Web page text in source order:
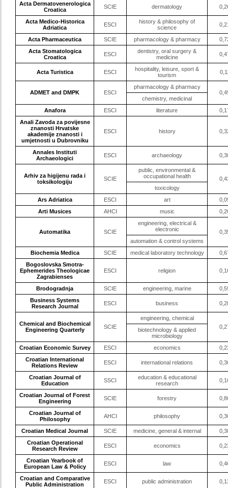
Acta Dermatovenerologica
Croatica
SCIE dermatology
Acta Medico-Historica
Adriatica
ESCI
history & philosophy of
science
Acta Pharmaceutica SCIE pharmacology & pharmacy
Acta Stomatologica
Croatica
ESCI
dentistry, oral surgery &
medicine
Acta Turistica ESCI
hospitality, leisure, sport &
tourism
ADMET and DMPK ESCI
pharmacology & pharmacy
chemistry, medicinal
Anafora
ESCI literature
Anali Zavoda za povijesne
znanosti Hrvatske
akademije znanosti i
umjetnosti u Dubrovniku
ESCI history
Annales Instituti
Archaeologici
ESCI archaeology
Arhiv za higijenu rada i
toksikologiju
SCIE
public, environmental &
occupational health
toxicology
Ars Adriatica
ESCI art
Arti Musices
AHCI music
Automatika SCIE
engineering, electrical &
electronic
automation & control systems
Biochemia Medica
SCIE medical laboratory technology
Bogoslovska Smotra-
Ephemerides Theologicae
Zagrabienses
ESCI religion
Brodogradnja SCIE engineering, marine
Business Systems
Research Journal
ESCI business
Chemical and Biochemical
Engineering Quarterly
SCIE
engineering, chemical
biotechnology & applied
microbiology
Croatian Economic Survey
ESCI economics
Croatian International
Relations Review
ESCI international relations
Croatian Journal of
Education
SSCI
education & educational
research
Croatian Journal of Forest
Engineering
SCIE forestry
Croatian Journal of
Philosophy
AHCI philosophy
Croatian Medical Journal SCIE medicine, general & internal
Croatian Operational
Research Review
ESCI economics
Croatian Yearbook of
European Law & Policy
ESCI law
Croatian and Comparative
Public Administration
ESCI public administration